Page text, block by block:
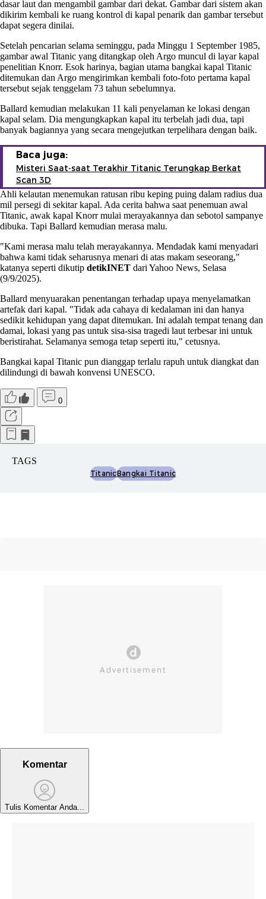
dasar laut dan mengambil gambar dari dekat. Gambar dari sistem akan
dikirim kembali ke ruang kontrol di kapal penarik dan gambar tersebut
dapat segera dinilai.
Setelah pencarian selama seminggu, pada Minggu 1 September 1985,
gambar awal Titanic yang ditangkap oleh Argo muncul di layar kapal
penelitian Knorr. Esok harinya, bagian utama bangkai kapal Titanic
ditemukan dan Argo mengirimkan kembali foto-foto pertama kapal
tersebut sejak tenggelam 73 tahun sebelumnya.
Ballard kemudian melakukan 11 kali penyelaman ke lokasi dengan
kapal selam. Dia mengungkapkan kapal itu terbelah jadi dua, tapi
banyak bagiannya yang secara mengejutkan terpelihara dengan baik.
Baca juga:
Misteri Saat-saat Terakhir Titanic Terungkap Berkat
Scan 3D
Ahli kelautan menemukan ratusan ribu keping puing dalam radius dua
mil persegi di sekitar kapal. Ada cerita bahwa saat penemuan awal
Titanic, awak kapal Knorr mulai merayakannya dan sebotol sampanye
dibuka. Tapi Ballard kemudian merasa malu.
"Kami merasa malu telah merayakannya. Mendadak kami menyadari
bahwa kami tidak seharusnya menari di atas makam seseorang,"
katanya seperti dikutip detikINET dari Yahoo News, Selasa
(9/9/2025).
Ballard menyuarakan penentangan terhadap upaya menyelamatkan
artefak dari kapal. "Tidak ada cahaya di kedalaman ini dan hanya
sedikit kehidupan yang dapat ditemukan. Ini adalah tempat tenang dan
damai, lokasi yang pas untuk sisa-sisa tragedi laut terbesar ini untuk
beristirahat. Selamanya semoga tetap seperti itu," cetusnya.
Bangkai kapal Titanic pun dianggap terlalu rapuh untuk diangkat dan
dilindungi di bawah konvensi UNESCO.
0
TAGS
TitanicBangkai Titanic
Komentar
Tulis Komentar Anda...